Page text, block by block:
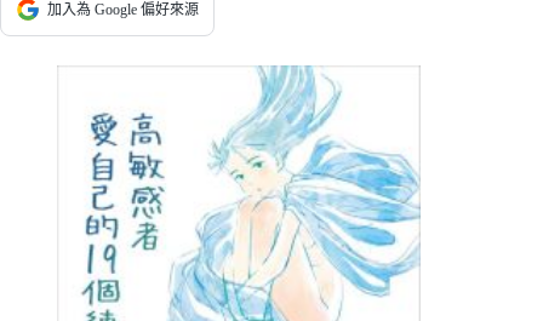
加入為 Google 偏好來源